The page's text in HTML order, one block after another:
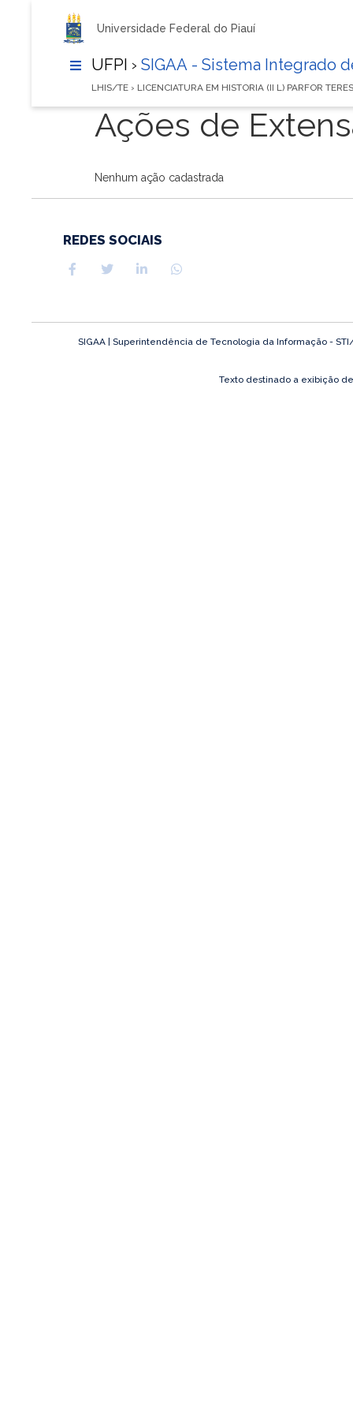
Universidade Federal do Piauí
UFPI › SIGAA - Sistema Integrado
LHIS/TE › LICENCIATURA EM HISTORIA (II L) PARFOR
Ações de
Nenhum ação cadastrada
REDES SOCIAIS
SIGAA | Superintendência de Tecnologia da Informação -
Texto destinado a exibição